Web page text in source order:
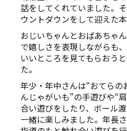
話をしてくれていました。
ウントダウンをして迎えた本
おじいちゃんとおばあちゃ
で嬉しさを表現しながらも
いいところを見てもらおう
た。
年少・年中さんは“おてらの
んじゃがいも”の手遊びや“
合い遊びをしたり、ボール
一緒に楽しみました。年長